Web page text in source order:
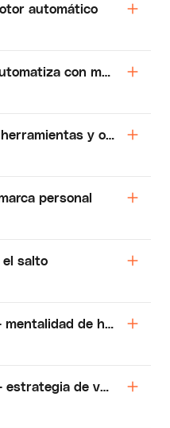
automático
con manychat
y
personal
el salto
mentalidad de hierro
estrategia de venta de